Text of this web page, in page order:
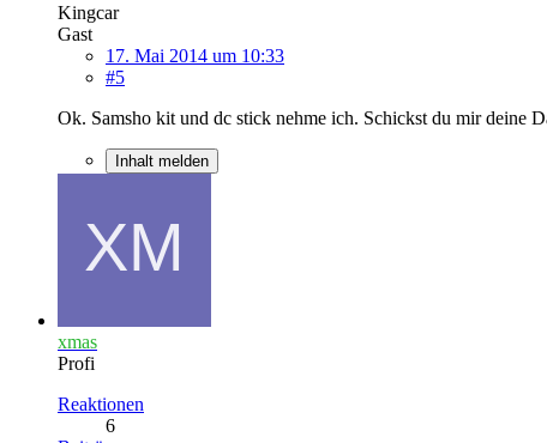
Kingcar
Gast
17. Mai 2014 um 10:33
#5
Ok. Samsho kit und dc stick nehme ich. Schickst du mir deine
Inhalt melden
xmas
Profi
Reaktionen
6